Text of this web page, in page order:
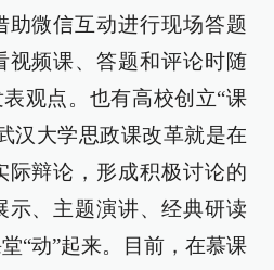
助微信互动进行现场答题
视频课、答题和评论时随
观点。也有高校创立“课
汉大学思政课改革就是在
际辩论，形成积极讨论的
示、主题演讲、经典研读
“动”起来。目前，在慕课